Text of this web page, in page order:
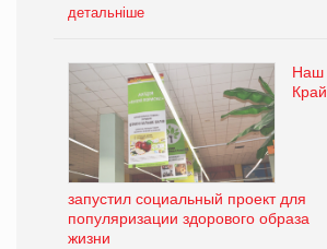
детальніше
Наш
Край
запустил социальный проект для
популяризации здорового образа
жизни